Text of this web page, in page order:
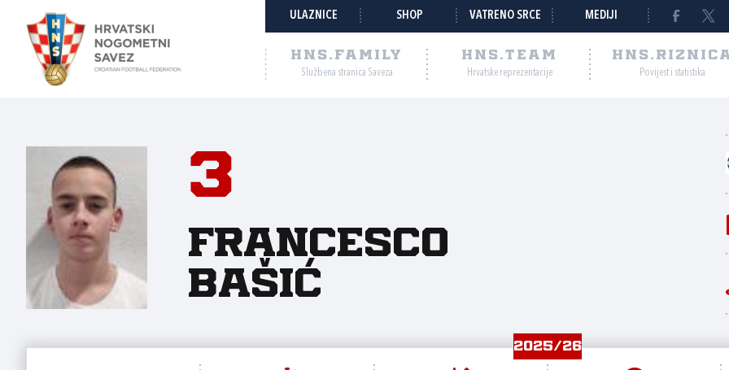
ULAZNICE SHOP VATRENO SRCE MEDIJI
HNS.FAMILY
Službena stranica Saveza
HNS.TEAM
Hrvatske reprezentacije Povijest i statistika
3
Francesco
Bašić
2025/26